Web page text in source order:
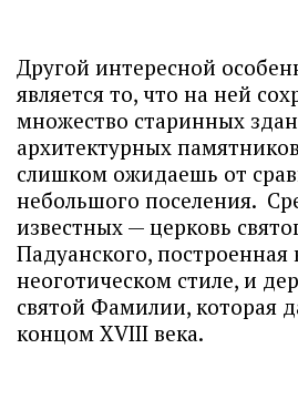
Другой интересной
является то, что на ней
множество старинных
архитектурных
слишком ожидаешь от
небольшого поселения.
известных — церковь
Падуанского, построенная
неоготическом стиле, и
святой Фамилии, которая
концом XVIII века.